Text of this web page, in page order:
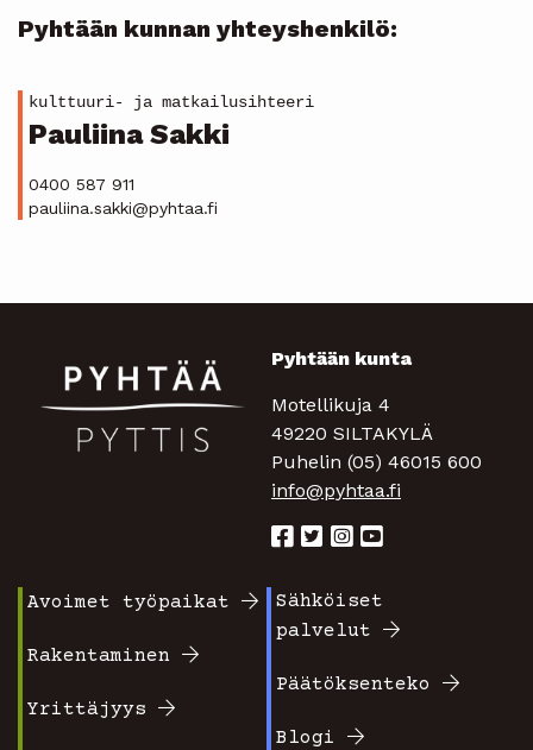
Pyhtään kunnan yhteyshenkilö:
kulttuuri- ja matkailusihteeri
Pauliina Sakki
0400 587 911
pauliina.sakki@pyhtaa.fi
Pyhtään kunta
Motellikuja 4
49220 SILTAKYLÄ
Puhelin (05) 46015 600
info@pyhtaa.fi
valikko
1
Avoimet työpaikat
Rakentaminen
Yrittäjyys
Footer
2
Sähköiset
palvelut
Päätöksenteko
Blogi